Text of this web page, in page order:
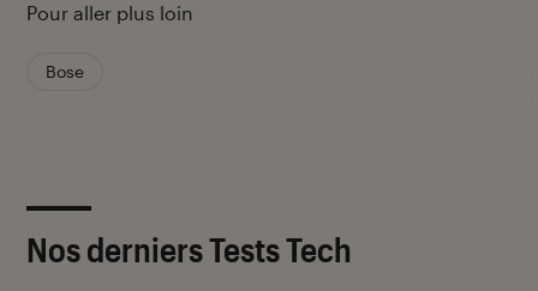
Pour aller plus loin
Bose
Nos derniers Tests Tech